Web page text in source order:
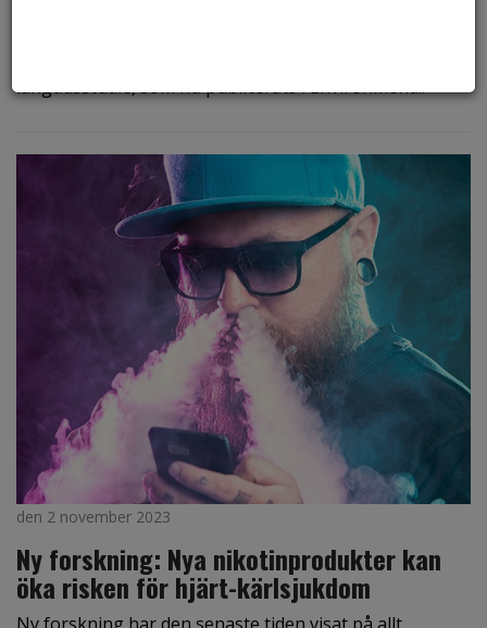
långtidsstudie, som nu publicerats i Environment...
den 2 november 2023
Ny forskning: Nya nikotinprodukter kan
öka risken för hjärt-kärlsjukdom
Ny forskning har den senaste tiden visat på allt